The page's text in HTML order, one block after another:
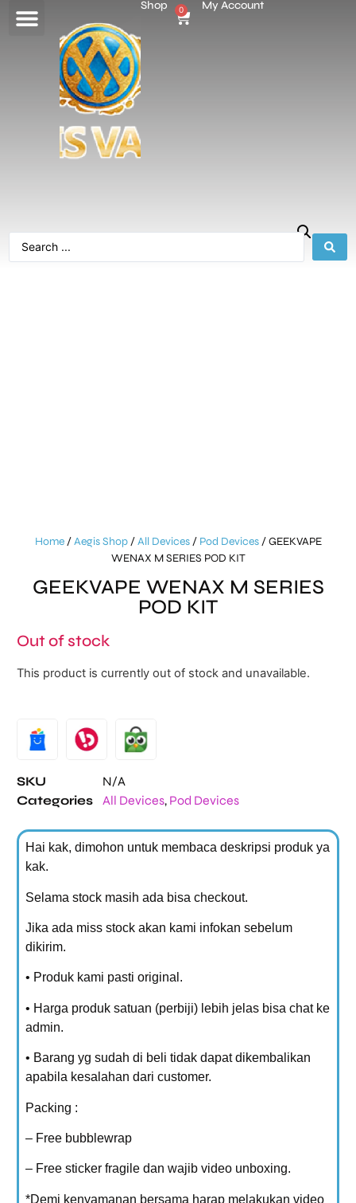
Shop 0 My Account
Home/Aegis Shop/All Devices/ Pod Devices/ GEEKVAPE
WENAX M SERIES POD KIT
GEEKVAPE WENAX M SERIES
POD KIT
Out of stock
This product is currently out of stock and unavailable.
SKU
N/A
Categories
All Devices, Pod Devices
Hai kak, dimohon untuk membaca deskripsi produk ya
kak.
Selama stock masih ada bisa checkout.
Jika ada miss stock akan kami infokan sebelum
dikirim.
• Produk kami pasti original.
• Harga produk satuan (perbiji) lebih jelas bisa chat ke
admin.
• Barang yg sudah di beli tidak dapat dikembalikan
apabila kesalahan dari customer.
Packing :
– Free bubblewrap
– Free sticker fragile dan wajib video unboxing.
*Demi kenyamanan bersama harap melakukan video